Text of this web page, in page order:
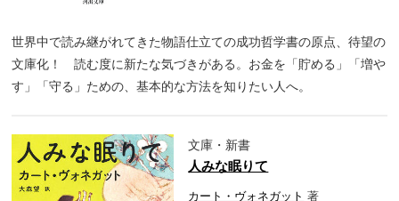
世界中で読み継がれてきた物語仕立ての成功哲学書の原点、待望の
文庫化！ 読む度に新たな気づきがある。お金を「貯める」「増や
す」「守る」ための、基本的な方法を知りたい人へ。
文庫・新書
人みな眠りて
カート・ヴォネガット 著